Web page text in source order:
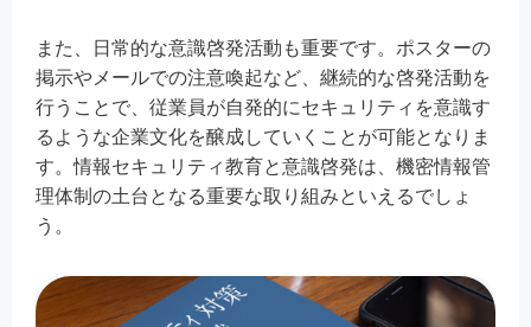
また、日常的な意識啓発活動も重要です。ポスターの
掲示やメールでの注意喚起など、継続的な啓発活動を
行うことで、従業員が自発的にセキュリティを意識す
るような企業文化を醸成していくことが可能となりま
す。情報セキュリティ教育と意識啓発は、機密情報管
理体制の土台となる重要な取り組みといえるでしょ
う。